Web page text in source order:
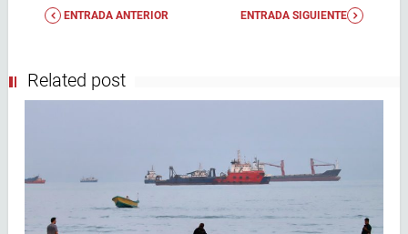
ENTRADA ANTERIOR ENTRADA SIGUIENTE
Related post